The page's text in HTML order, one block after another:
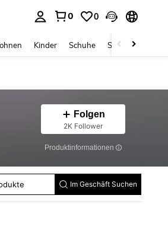
0 0
Kinder Schuhe Schmuck &
Folgen
2K Follower
Produktinformationen
Im Geschäft Suchen